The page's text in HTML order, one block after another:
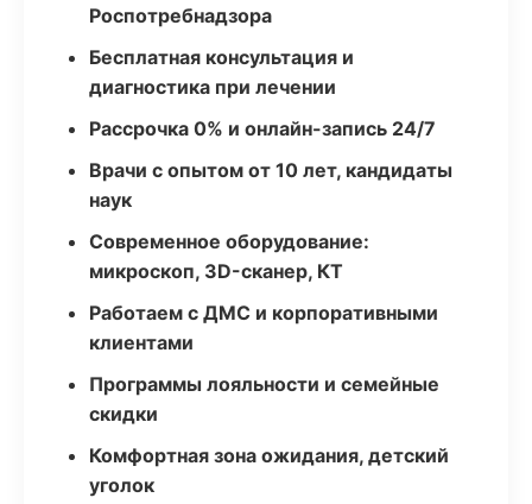
Роспотребнадзора
Бесплатная консультация и
диагностика при лечении
Рассрочка 0% и онлайн-запись 24/7
Врачи с опытом от 10 лет, кандидаты
наук
Современное оборудование:
микроскоп, 3D-сканер, КТ
Работаем с ДМС и корпоративными
клиентами
Программы лояльности и семейные
скидки
Комфортная зона ожидания, детский
уголок